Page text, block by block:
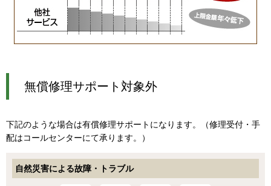
無償修理サポート対象外
下記のような場合は有償修理サポートになります。（修理受付・手
配はコールセンターにて承ります。）
自然災害による故障・トラブル